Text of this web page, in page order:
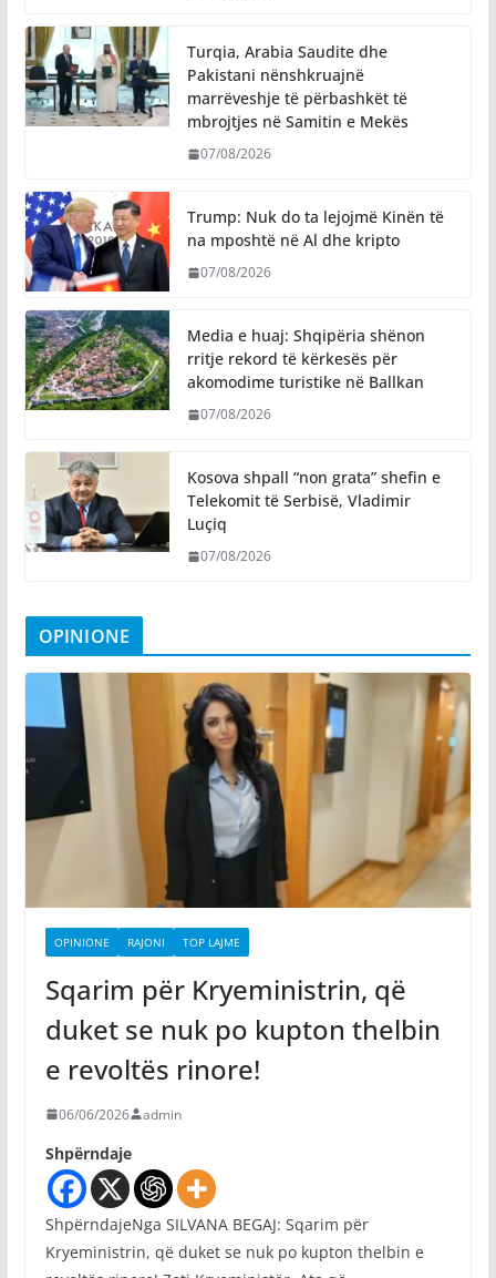
Turqia, Arabia Saudite dhe
Pakistani nënshkruajnë
marrëveshje të përbashkët të
mbrojtjes në Samitin e Mekës
07/08/2026
Trump: Nuk do ta lejojmë Kinën të
na mposhtë në Al dhe kripto
07/08/2026
Media e huaj: Shqipëria shënon
rritje rekord të kërkesës për
akomodime turistike në Ballkan
07/08/2026
Kosova shpall “non grata” shefin e
Telekomit të Serbisë, Vladimir
Luçiq
07/08/2026
OPINIONE
OPINIONE RAJONI TOP LAJME
Sqarim për Kryeministrin, që
duket se nuk po kupton thelbin
e revoltës rinore!
06/06/2026 admin
Shpërndaje
ShpërndajeNga SILVANA BEGAJ: Sqarim për
Kryeministrin, që duket se nuk po kupton thelbin e